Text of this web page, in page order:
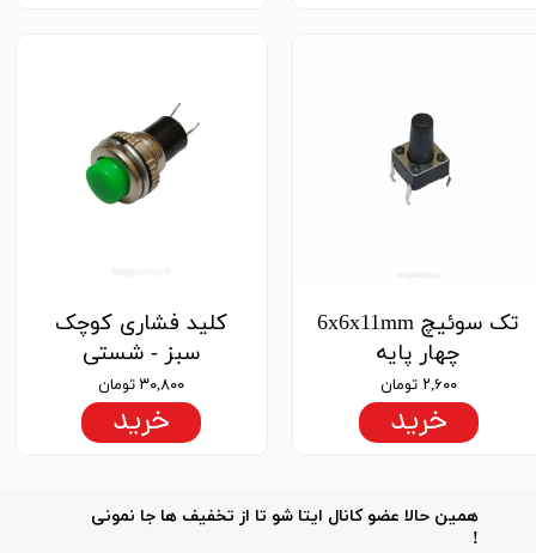
تک سوئیچ 6x6x11mm
چهار پایه
۲,۶۰۰ تومان
خرید
کلید فشاری کوچک
سبز - شستی
۳۰,۸۰۰ تومان
خرید
​​همین حالا عضو کانال ایتا شو تا از تخفیف ها جا نمونی
!